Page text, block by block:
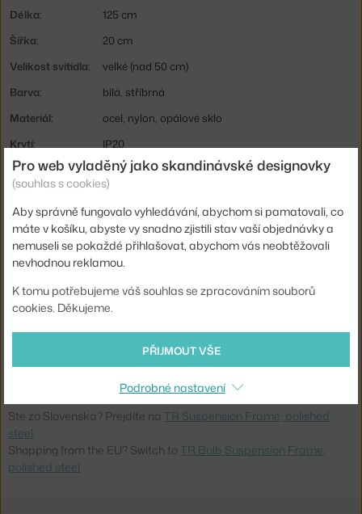
Délka:
125 cm
Šířka:
20 cm
Velikost svítidla:
velké (nad 50 cm)
Barva:
bílá, stříbrná
Materiál:
ocel, nylon, opálové sklo
Krytí:
IP20
Hlavní materiál:
kov, sklo
Patice / zdroj:
E27
Stmívatelné:
ano
Zdroj součástí:
ano
Ste zo Slovenska? Prejdite na TR Suspension Frame, polished
steel
Shopping from the EU? Switch to TR Bulb Suspension Frame,
polished steel
Pro web vyladěný jako skandinávské designovky
(souhlas s cookies)
Aby správně fungovalo vyhledávání, abychom si pamatovali, co
máte v košíku, abyste vy snadno zjistili stav vaší objednávky a
nemuseli se pokaždé přihlašovat, abychom vás neobtěžovali
nevhodnou reklamou.
K tomu potřebujeme váš souhlas se zpracováním souborů
cookies. Děkujeme.
PŘIJMOUT VŠE
Podrobné nastavení